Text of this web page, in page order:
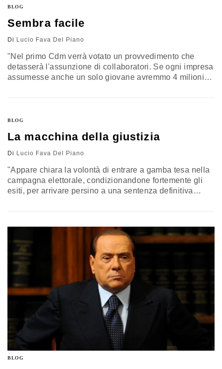
saggezza imprenditoriale con le tangenti necessarie,
BLOG
Sembra facile
Di Lucio Fava Del Piano
"Nel primo Cdm verrà votato un provvedimento che
detasserà l'assunzione di collaboratori. Se ogni impresa
assumesse anche un solo giovane avremmo 4 milioni
elettorale evidentemente finalizzata a spararle ogni
BLOG
La macchina della giustizia
Di Lucio Fava Del Piano
"Appare chiara la volontà di entrare a gamba tesa nella
campagna elettorale, condizionandone fortemente gli
esiti, per arrivare persino a una sentenza definitiva
Pdl, Angelino Alfano, non è proprio andata giù la
decisione del tribunale di Milano…
BLOG